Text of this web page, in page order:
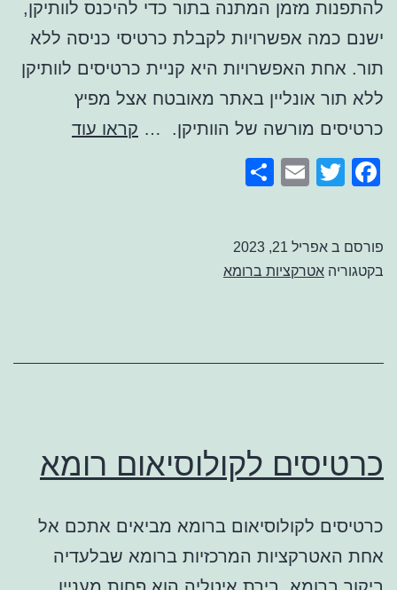
להתפנות מזמן המתנה בתור כדי להיכנס לוותיקן,
ישנם כמה אפשרויות לקבלת כרטיסי כניסה ללא
תור. אחת האפשרויות היא קניית כרטיסים לוותיקן
ללא תור אונליין באתר מאובטח אצל מפיץ
כרטיסים מורשה של הוותיקן. … קראו עודכרטיסים
Facebook
Twitter
Email
פורסם ב אפריל 21, 2023
בקטגוריה אטרקציות ברומא
כרטיסים לקולוסיאום רומא
כרטיסים לקולוסיאום ברומא מביאים אתכם אל
אחת האטרקציות המרכזיות ברומא שבלעדיה